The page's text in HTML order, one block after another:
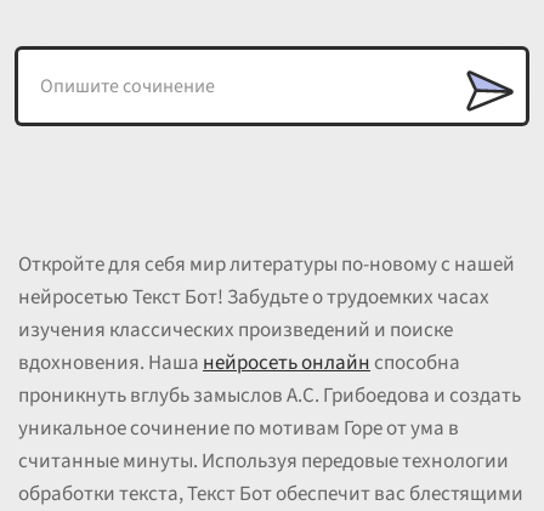
Откройте для себя мир литературы по-новому с нашей
нейросетью Текст Бот! Забудьте о трудоемких часах
изучения классических произведений и поиске
вдохновения. Нашанейросеть онлайнспособна
проникнуть вглубь замыслов А.С. Грибоедова и создать
уникальное сочинение по мотивам Горе от ума в
считанные минуты. Используя передовые технологии
обработки текста, Текст Бот обеспечит вас блестящими